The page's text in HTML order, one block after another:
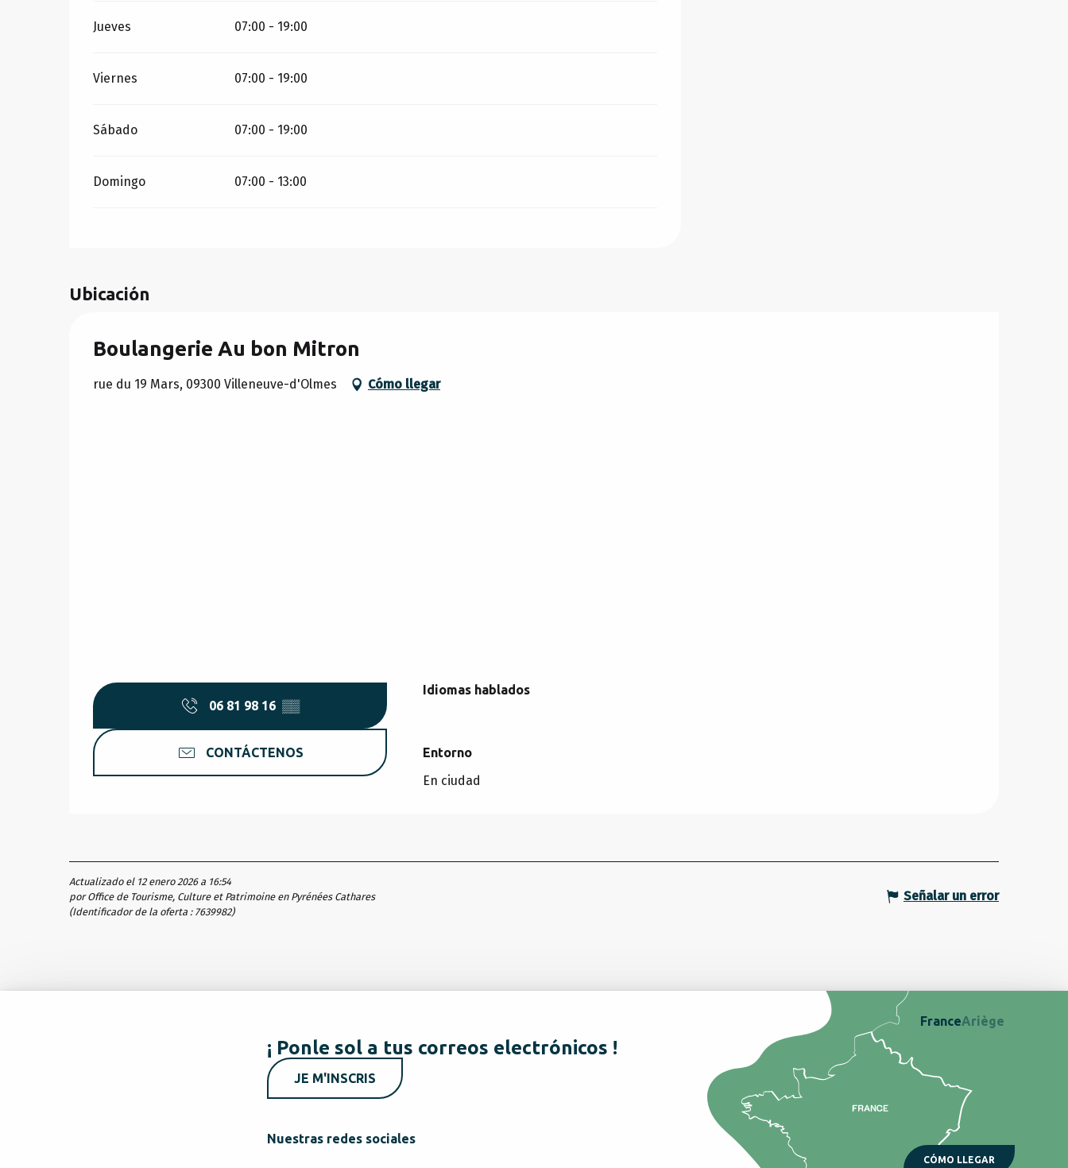
Jueves 07:00 - 19:00
Viernes 07:00 - 19:00
Sábado 07:00 - 19:00
Domingo 07:00 - 13:00
Ubicación
Boulangerie Au bon Mitron
rue du 19 Mars, 09300 Villeneuve-d'Olmes Cómo llegar
06 81 98 16 ▒▒
CONTÁCTENOS
Idiomas hablados
Idiomas hablados
Entorno
Entorno
En ciudad
Actualizado el 12 enero 2026 a 16:54
por Office de Tourisme, Culture et Patrimoine en Pyrénées Cathares
(Identificador de la oferta : 7639982)
Señalar un error
¡ Ponle sol a tus correos electrónicos !
JE M'INSCRIS
Nuestras redes sociales
CÓMO LLEGAR
FranceAriège